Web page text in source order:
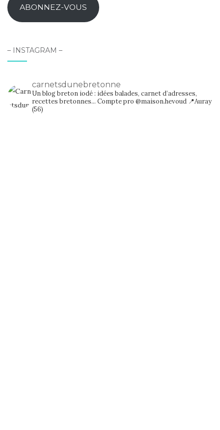
ABONNEZ-VOUS
– INSTAGRAM –
carnetsdunebretonne
Un blog breton iodé : idées balades, carnet d’adresses,
recettes bretonnes... Compte pro @maison.hevoud 📍Auray
(56)